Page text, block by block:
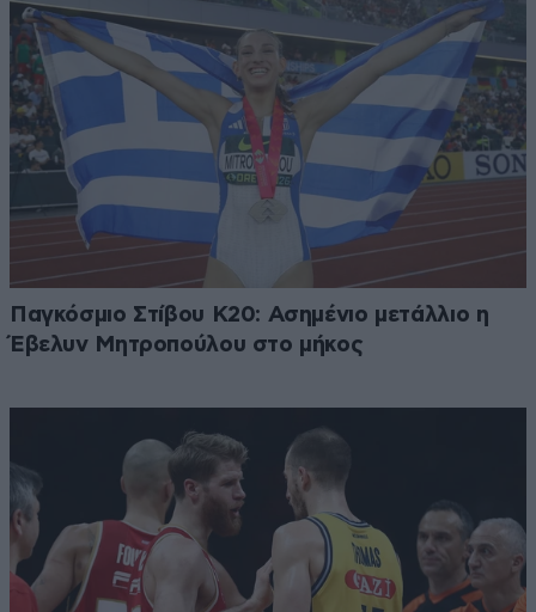
Παγκόσμιο Στίβου Κ20: Ασημένιο μετάλλιο η
Έβελυν Μητροπούλου στο μήκος